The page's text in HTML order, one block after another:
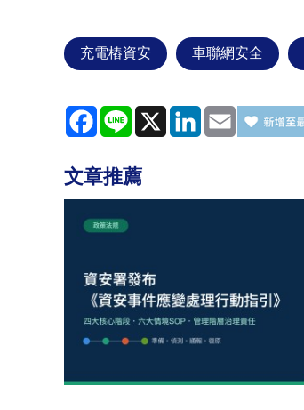
充電樁資安 車聯網安全
Facebook
Line X LinkedInEmail
文章推薦